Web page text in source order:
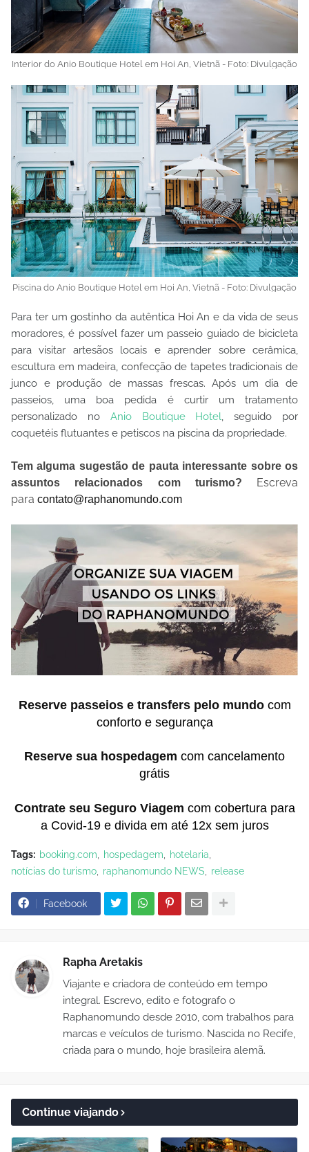
Interior do Anio Boutique Hotel em Hoi An, Vietnã - Foto: Divulgação
Piscina do Anio Boutique Hotel em Hoi An, Vietnã - Foto: Divulgação
Para ter um gostinho da autêntica Hoi An e da vida de seus
moradores, é possível fazer um passeio guiado de bicicleta
para visitar artesãos locais e aprender sobre cerâmica,
escultura em madeira, confecção de tapetes tradicionais de
junco e produção de massas frescas. Após um dia de
passeios, uma boa pedida é curtir um tratamento
personalizado no Anio Boutique Hotel, seguido por
coquetéis flutuantes e petiscos na piscina da propriedade.
Tem alguma sugestão de pauta interessante sobre os
assuntos relacionados com turismo?
Escreva
para contato@raphanomundo.com
Reserve passeios e transfers pelo mundocom
conforto e segurança
Reserve sua hospedagem com cancelamento
grátis
Contrate seu Seguro Viagem com cobertura para
a Covid-19 e divida em até 12x sem juros
Tags: booking.com hospedagem
hotelaria
notícias do turismo
raphanomundo NEWS release
Facebook
Rapha Aretakis
Viajante e criadora de conteúdo em tempo
integral. Escrevo, edito e fotografo o
Raphanomundo desde 2010, com trabalhos para
marcas e veículos de turismo. Nascida no Recife,
criada para o mundo, hoje brasileira alemã.
Continue viajando